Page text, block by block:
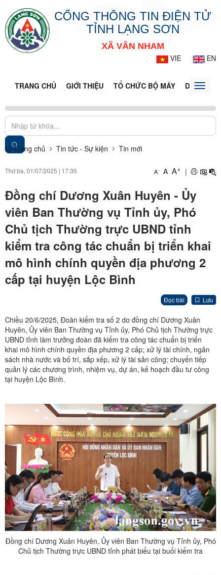
CỔNG THÔNG TIN ĐIỆN TỬ
TỈNH LẠNG SƠN
XÃ VÂN NHAM
VIE
EN
TRANG CHỦ GIỚI THIỆU TỔ CHỨC BỘ MÁY DOANH
Toggle
Trang chủ Tin tức - Sự kiện Tin mới
Thứ ba, 01/07/2025 | 17:35 A- A A+ |
Đồng chí Dương Xuân Huyên - Ủy
viên Ban Thường vụ Tỉnh ủy, Phó
Chủ tịch Thường trực UBND tỉnh
kiểm tra công tác chuẩn bị triển khai
mô hình chính quyền địa phương 2
cấp tại huyện Lộc Bình
Đọc bài Lưu
Chiều 20/6/2025, Đoàn kiểm tra số 2 do đồng chí Dương Xuân
Huyên, Ủy viên Ban Thường vụ Tỉnh ủy, Phó Chủ tịch Thường trực
UBND tỉnh làm trưởng đoàn đã kiểm tra công tác chuẩn bị triển
khai mô hình chính quyền địa phương 2 cấp; xử lý tài chính, ngân
sách nhà nước và bố trí, sắp xếp, xử lý tài sản công; chuyển tiếp
quản lý các chương trình, nhiệm vụ, dự án, kế hoạch đầu tư công
tại huyện Lộc Bình.
Đồng chí Dương Xuân Huyên, Ủy viên Ban Thường vụ Tỉnh ủy, Phó
Chủ tịch Thường trực UBND tỉnh phát biểu tại buổi kiểm tra